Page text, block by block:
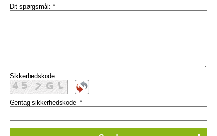
Dit spørgsmål: *
Sikkerhedskode:
Gentag sikkerhedskode: *